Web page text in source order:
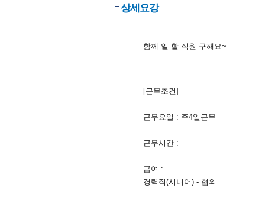
상세요강
함께 일 할 직원 구해요~
[근무조건]
근무요일 : 주4일근무
근무시간 :
급여 :
경력직(시니어) - 협의